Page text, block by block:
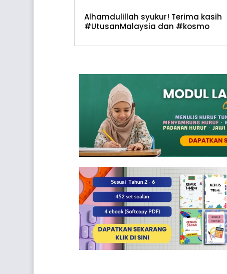
Alhamdulillah syukur! Terima kasih
#UtusanMalaysia dan #kosmo